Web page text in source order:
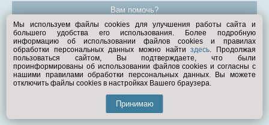
Вам помочь?
© Exist.ru 1998—2026
Мы используем файлы cookies для улучшения работы сайта и
большего удобства его использования. Более подробную
информацию об использовании файлов cookies и правилах
обработки персональных данных можно найтиздесь. Продолжая
пользоваться сайтом, Вы подтверждаете, что были
проинформированы об использовании файлов cookies и согласны с
нашими правилами обработки персональных данных. Вы можете
отключить файлы cookies в настройках Вашего браузера.
Принимаю